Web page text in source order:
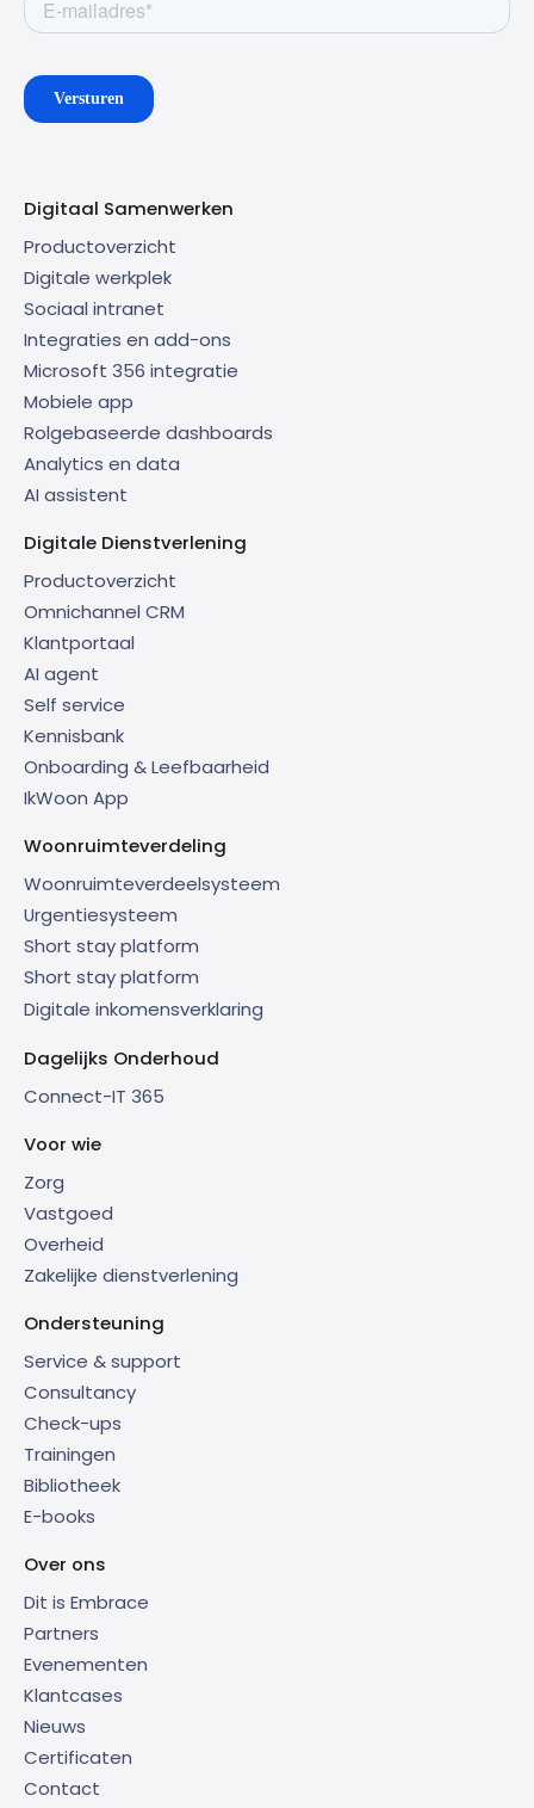
Digitaal Samenwerken
Productoverzicht
Digitale werkplek
Sociaal intranet
Integraties en add-ons
Microsoft 356 integratie
Mobiele app
Rolgebaseerde dashboards
Analytics en data
AI assistent
Digitale Dienstverlening
Productoverzicht
Omnichannel CRM
Klantportaal
AI agent
Self service
Kennisbank
Onboarding & Leefbaarheid
IkWoon App
Woonruimteverdeling
Woonruimteverdeelsysteem
Urgentiesysteem
Short stay platform
Short stay platform
Digitale inkomensverklaring
Dagelijks Onderhoud
Connect-IT 365
Voor wie
Zorg
Vastgoed
Overheid
Zakelijke dienstverlening
Ondersteuning
Service & support
Consultancy
Check-ups
Trainingen
Bibliotheek
E-books
Over ons
Dit is Embrace
Partners
Evenementen
Klantcases
Nieuws
Certificaten
Contact